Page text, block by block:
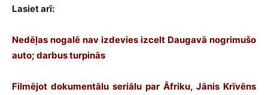
Lasiet arī:
Nedēļas nogalē nav izdevies izcelt Daugavā nogrimušo
auto; darbus turpinās
Filmējot dokumentālu seriālu par Āfriku, Jānis Krīvēns